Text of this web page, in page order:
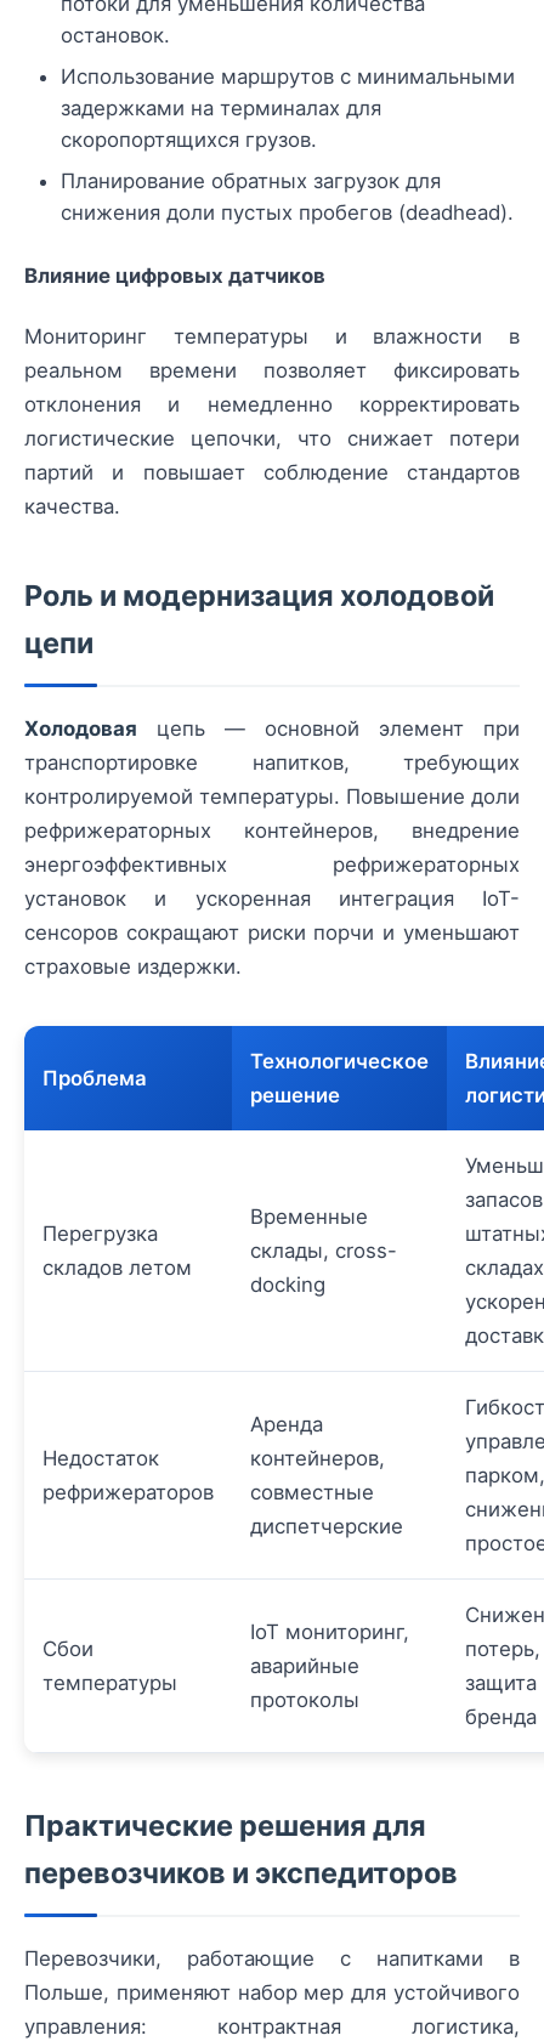
остановок.
Использование маршрутов с минимальными
задержками на терминалах для
скоропортящихся грузов.
Планирование обратных загрузок для
снижения доли пустых пробегов (deadhead).
Влияние цифровых датчиков
Мониторинг температуры и влажности в
реальном времени позволяет фиксировать
отклонения и немедленно корректировать
логистические цепочки, что снижает потери
партий и повышает соблюдение стандартов
качества.
Роль и модернизация холодовой
цепи
Холодовая цепь — основной элемент при
транспортировке напитков, требующих
контролируемой температуры. Повышение доли
рефрижераторных контейнеров, внедрение
энергоэффективных рефрижераторных
установок и ускоренная интеграция IoT-
сенсоров сокращают риски порчи и уменьшают
страховые издержки.
Проблема
Технологическое
решение
Перегрузка
складов летом
Временные
склады, cross-
docking
Недостаток
рефрижераторов
Аренда
контейнеров,
совместные
диспетчерские
парком,
Сбои
температуры
IoT мониторинг,
аварийные
протоколы
потерь,
защита
бренда
Практические решения для
перевозчиков и экспедиторов
Перевозчики, работающие с напитками в
Польше, применяют набор мер для устойчивого
управления: контрактная логистика,